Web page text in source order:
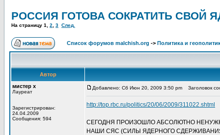
РОССИЯ ГОТОВА СОКРАТИТЬ СВОЙ
На страницу 1 2 3 След.
Список форумов malchish.org -> Политика и
Автор
мистер х
Лауреат
Зарегистрирован:
24.04.2009
Сообщения: 594
Добавлено: Сб Июн 20, 2009 3:50 pm Заголовок
http://top.rbc.ru/politics/20/06/2009/311022.shtml
СЕГОДНЯ ПРОИЗОШЛО АБСОЛЮТНО
НАШИ СЯС (СИЛЫ ЯДЕРНОГО